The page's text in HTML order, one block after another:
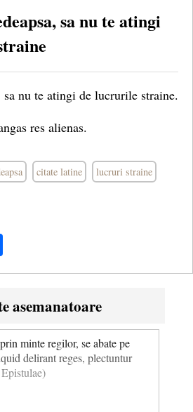
sa nu te atingi
sa nu te atingi de lucrurile straine.
res alienas.
citate latine lucruri straine
asemanatoare
minte regilor, se abate pe
delirant reges, plectuntur